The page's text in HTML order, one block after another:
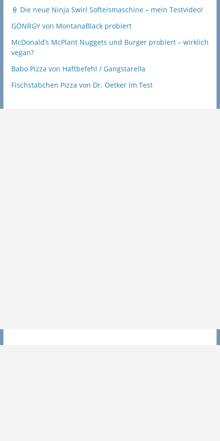
🍦 Die neue Ninja Swirl Softeismaschine – mein Testvideo!
GÖNRGY von MontanaBlack probiert
McDonald’s McPlant Nuggets und Burger probiert – wirklich
vegan?
Babo Pizza von Haftbefehl / Gangstarella
Fischstäbchen Pizza von Dr. Oetker im Test